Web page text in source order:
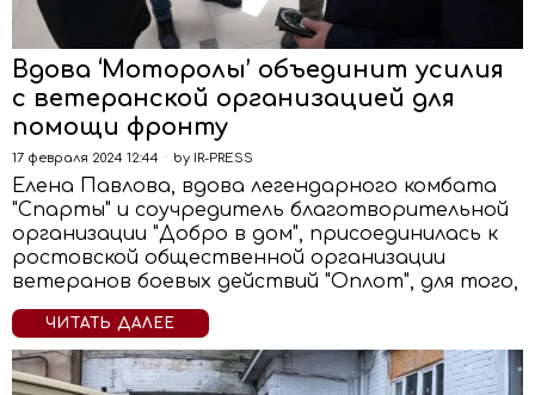
Вдова ‘Моторолы’ объединит усилия
с ветеранской организацией для
помощи фронту
17 февраля 2024 12:44 by IR-PRESS
Елена Павлова, вдова легендарного комбата
"Спарты" и соучредитель благотворительной
организации "Добро в дом", присоединилась к
ростовской общественной организации
ветеранов боевых действий "Оплот", для того,
ЧИТАТЬ ДАЛЕЕ